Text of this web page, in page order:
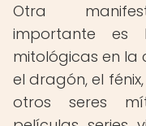
Otra
importante es
mitológicas en la
el dragón, el
otros seres